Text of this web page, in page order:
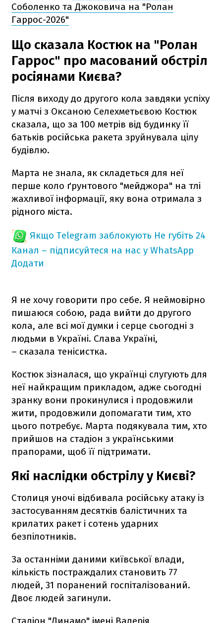
Соболенко та Джоковича на "Ролан
Гаррос-2026"
Що сказала Костюк на "Ролан
Гаррос" про масований обстріл
росіянами Києва?
Після виходу до другого кола завдяки успіху
у матчі з Оксаною Селехметьєвою Костюк
сказала, що за 100 метрів від будинку її
батьків російська ракета зруйнувала цілу
будівлю.
Марта не знала, як складеться для неї
перше коло ґрунтового "мейджора" на тлі
жахливої інформації, яку вона отримала з
рідного міста.
Якщо Telegram заблокують Не губіть 24
Канал – підписуйтеся на нас у WhatsApp
Додати
Я не хочу говорити про себе. Я неймовірно
пишаюся собою, рада вийти до другого
кола, але всі мої думки і серце сьогодні з
людьми в Україні. Слава Україні,
– сказала тенісистка.
Костюк зізналася, що українці слугують для
неї найкращим прикладом, адже сьогодні
зранку вони прокинулися і продовжили
жити, продовжили допомагати тим, хто
цього потребує. Марта подякувала тим, хто
прийшов на стадіон з українськими
прапорами, щоб її підтримати.
Які наслідки обстрілу у Києві?
Столиця уночі відбивала російську атаку із
застосуванням десятків балістичних та
крилатих ракет і сотень ударних
безпілотників.
За останніми даними київської влади,
кількість постраждалих становить 77
людей, 31 поранений госпіталізований.
Двоє людей загинули.
Стадіон "Динамо" імені Валерія